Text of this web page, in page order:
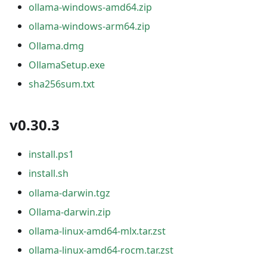
ollama-windows-amd64.zip
ollama-windows-arm64.zip
Ollama.dmg
OllamaSetup.exe
sha256sum.txt
v0.30.3
install.ps1
install.sh
ollama-darwin.tgz
Ollama-darwin.zip
ollama-linux-amd64-mlx.tar.zst
ollama-linux-amd64-rocm.tar.zst